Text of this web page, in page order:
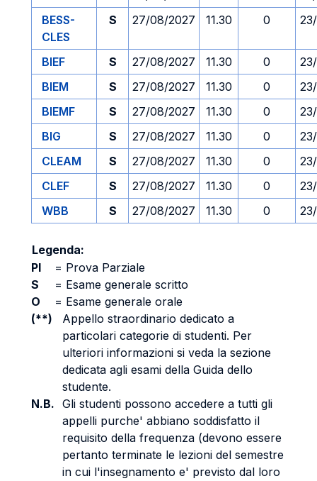
BESS-
CLES
S 27/08/2027 11.30 0
BIEF S 27/08/2027 11.30 0
BIEM
S 27/08/2027 11.30 0
BIEMF
S 27/08/2027 11.30 0
BIG
S 27/08/2027 11.30 0
CLEAM
S 27/08/2027 11.30 0
CLEF
S 27/08/2027 11.30 0
WBB
S 27/08/2027 11.30 0
Legenda:
PI
= Prova Parziale
S
= Esame generale scritto
O
= Esame generale orale
(**)
Appello straordinario dedicato a
particolari categorie di studenti. Per
ulteriori informazioni si veda la sezione
dedicata agli esami della Guida dello
studente.
N.B. Gli studenti possono accedere a tutti gli
appelli purche' abbiano soddisfatto il
requisito della frequenza (devono essere
pertanto terminate le lezioni del semestre
in cui l'insegnamento e' previsto dal loro